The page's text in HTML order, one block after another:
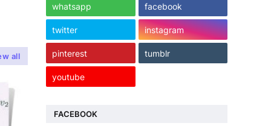
all
whatsapp facebook
twitter instagram
pinterest tumblr
youtube
FACEBOOK